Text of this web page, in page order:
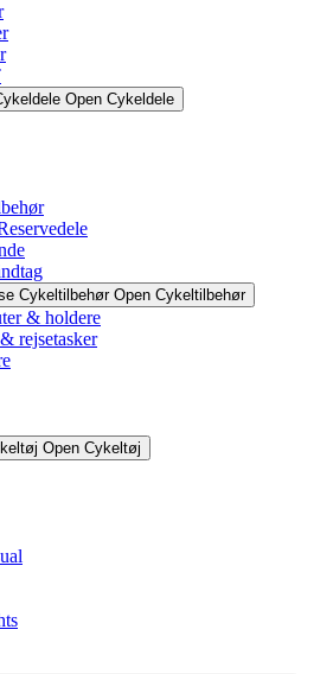
Open Cykeldele
Cykeltilbehør Open Cykeltilbehør
& holdere
rejsetasker
Open Cykeltøj